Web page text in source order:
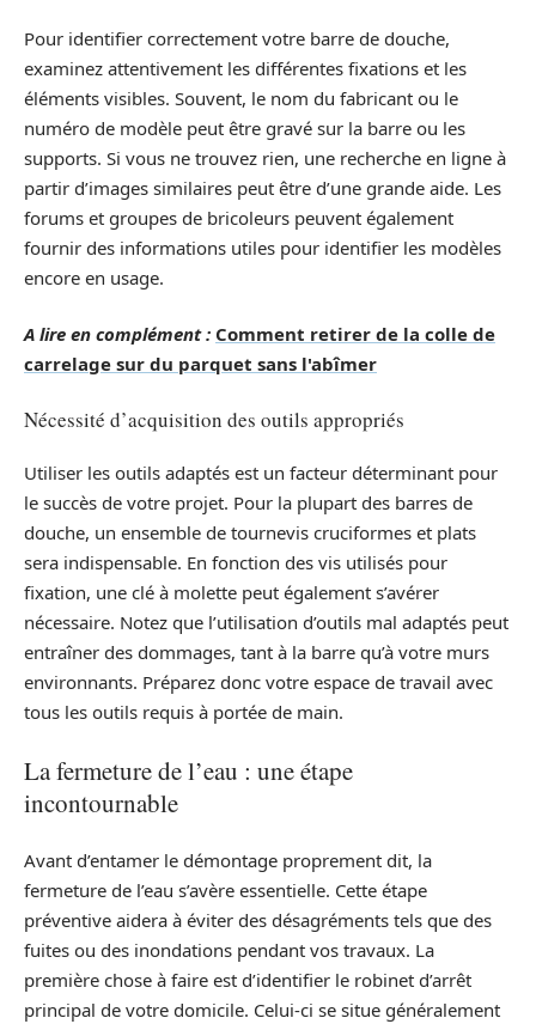
Pour identifier correctement votre barre de douche,
examinez attentivement les différentes fixations et les
éléments visibles. Souvent, le nom du fabricant ou le
numéro de modèle peut être gravé sur la barre ou les
supports. Si vous ne trouvez rien, une recherche en ligne à
partir d’images similaires peut être d’une grande aide. Les
forums et groupes de bricoleurs peuvent également
fournir des informations utiles pour identifier les modèles
encore en usage.
A lire en complément : Comment retirer de la colle de
carrelage sur du parquet sans l'abîmer
Nécessité d’acquisition des outils appropriés
Utiliser les outils adaptés est un facteur déterminant pour
le succès de votre projet. Pour la plupart des barres de
douche, un ensemble de tournevis cruciformes et plats
sera indispensable. En fonction des vis utilisés pour
fixation, une clé à molette peut également s’avérer
nécessaire. Notez que l’utilisation d’outils mal adaptés peut
entraîner des dommages, tant à la barre qu’à votre murs
environnants. Préparez donc votre espace de travail avec
tous les outils requis à portée de main.
La fermeture de l’eau : une étape
incontournable
Avant d’entamer le démontage proprement dit, la
fermeture de l’eau s’avère essentielle. Cette étape
préventive aidera à éviter des désagréments tels que des
fuites ou des inondations pendant vos travaux. La
première chose à faire est d’identifier le robinet d’arrêt
principal de votre domicile. Celui-ci se situe généralement